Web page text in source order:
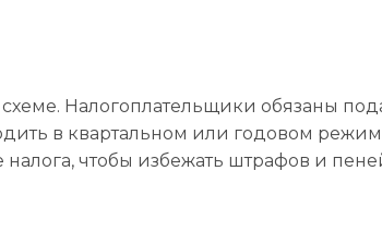
Налогоплательщики обязаны
в квартальном или годовом
чтобы избежать штрафов и